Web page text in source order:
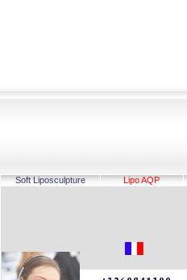
Soft Liposculpture Lipo AQP